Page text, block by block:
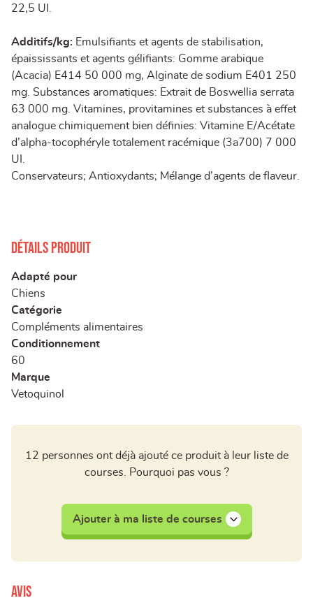
22,5 UI.
Additifs/kg: Emulsifiants et agents de stabilisation,
épaississants et agents gélifiants: Gomme arabique
(Acacia) E414 50 000 mg, Alginate de sodium E401 250
mg. Substances aromatiques: Extrait de Boswellia serrata
63 000 mg. Vitamines, provitamines et substances à effet
analogue chimiquement bien définies: Vitamine E/Acétate
d’alpha-tocophéryle totalement racémique (3a700) 7 000
UI.
Conservateurs; Antioxydants; Mélange d’agents de flaveur.
Détails produit
Adapté pour
Chiens
Catégorie
Compléments alimentaires
Conditionnement
60
Marque
Vetoquinol
12 personnes ont déjà ajouté ce produit à leur liste de
courses. Pourquoi pas vous ?
Ajouter à ma liste de courses
Avis